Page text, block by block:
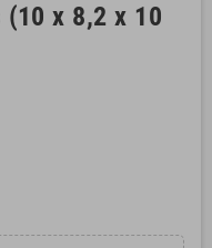
x 8,2 x 10